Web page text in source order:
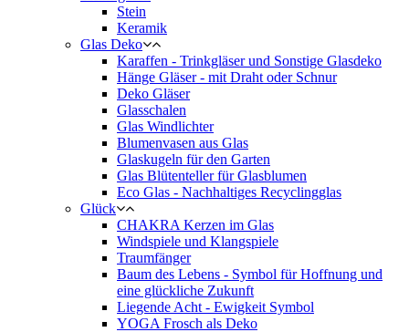
Stein
Keramik
Glas Deko
Karaffen - Trinkgläser und Sonstige Glasdeko
Hänge Gläser - mit Draht oder Schnur
Deko Gläser
Glasschalen
Glas Windlichter
Blumenvasen aus Glas
Glaskugeln für den Garten
Glas Blütenteller für Glasblumen
Eco Glas - Nachhaltiges Recyclingglas
Glück
CHAKRA Kerzen im Glas
Windspiele und Klangspiele
Traumfänger
Baum des Lebens - Symbol für Hoffnung und
eine glückliche Zukunft
Liegende Acht - Ewigkeit Symbol
YOGA Frosch als Deko